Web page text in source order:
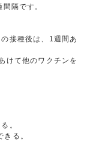
隔です。
接種後は、1週間あ
けて他のワクチンを
。
る。